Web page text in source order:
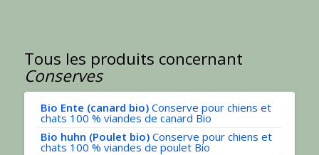
Tous les produits concernant
Conserves
Bio Ente (canard bio) Conserve pour chiens et
chats 100 % viandes de canard Bio
Bio huhn (Poulet bio) Conserve pour chiens et
chats 100 % viandes de poulet Bio